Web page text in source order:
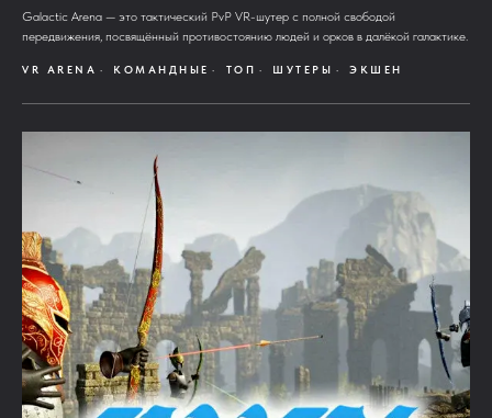
Galactic Arena — это тактический PvP VR-шутер с полной свободой
передвижения, посвящённый противостоянию людей и орков в далёкой галактике.
VR ARENA КОМАНДНЫЕ ТОП ШУТЕРЫ ЭКШЕН